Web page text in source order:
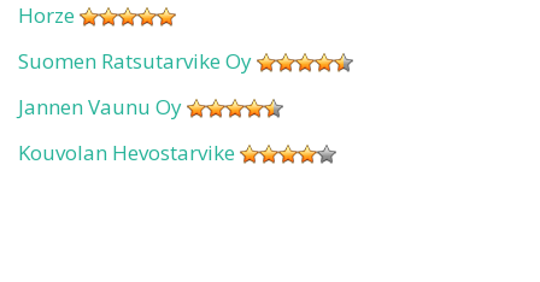
Horze
Suomen Ratsutarvike Oy
Jannen Vaunu Oy
Kouvolan Hevostarvike